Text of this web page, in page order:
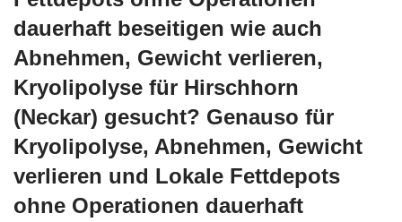
dauerhaft beseitigen wie auch
Abnehmen, Gewicht verlieren,
Kryolipolyse für Hirschhorn
(Neckar) gesucht? Genauso für
Kryolipolyse, Abnehmen, Gewicht
verlieren und Lokale Fettdepots
ohne Operationen dauerhaft